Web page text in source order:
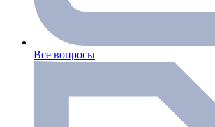
Все вопросы